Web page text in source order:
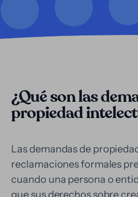
¿Qué son las
propiedad
Las demandas de
reclamaciones formales
cuando una persona o
que sus derechos sobre